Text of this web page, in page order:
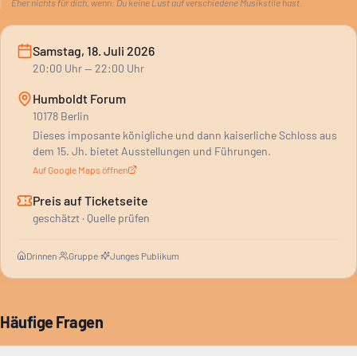
Eher nichts für dich, wenn: Du keine Lust auf verschiedene Musikstile hast.
Samstag, 18. Juli 2026
20:00 Uhr— 22:00 Uhr
Humboldt Forum
10178 Berlin
Dieses imposante königliche und dann kaiserliche Schloss aus
dem 15. Jh. bietet Ausstellungen und Führungen.
Auf Google Maps öffnen
Preis auf Ticketseite
geschätzt · Quelle prüfen
Drinnen· Gruppe· Junges Publikum
Häufige Fragen